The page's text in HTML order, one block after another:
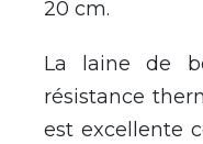
20 cm.
La laine de
résistance
est excellente